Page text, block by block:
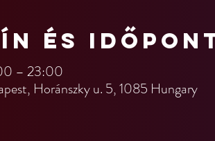
és
– 23:00
Horánszky u. 5, 1085 Hungary